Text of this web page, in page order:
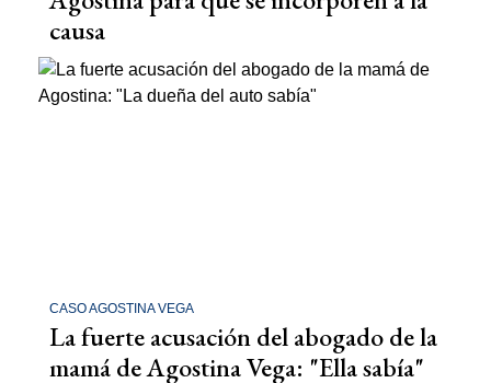
causa
CASO AGOSTINA VEGA
La fuerte acusación del abogado de la
mamá de Agostina Vega: "Ella sabía"